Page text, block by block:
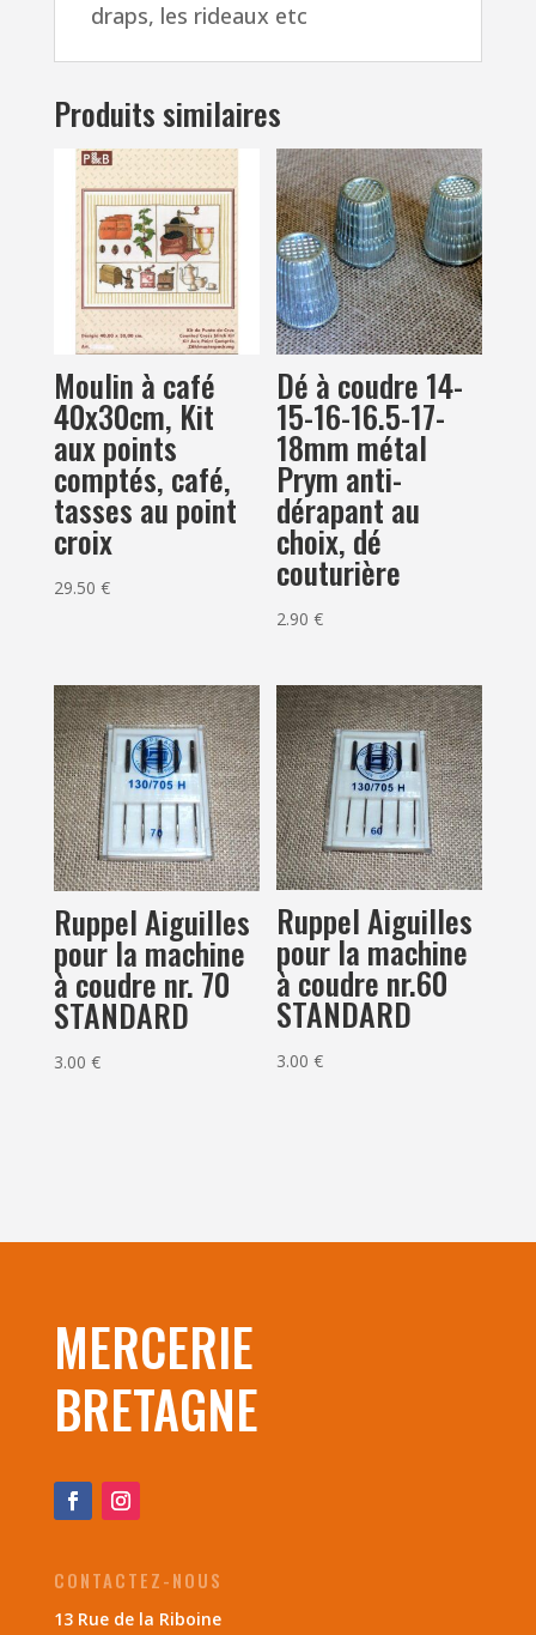
draps, les rideaux etc
Produits similaires
Moulin à café
40x30cm, Kit
aux points
comptés, café,
tasses au point
croix
29.50 €
Dé à coudre 14-
15-16-16.5-17-
18mm métal
Prym anti-
dérapant au
choix, dé
couturière
2.90€
Ruppel Aiguilles
pour la machine
à coudre nr. 70
STANDARD
3.00 €
Ruppel Aiguilles
pour la machine
à coudre nr.60
STANDARD
3.00€
MERCERIE
BRETAGNE
CONTACTEZ-NOUS
13 Rue de la Riboine